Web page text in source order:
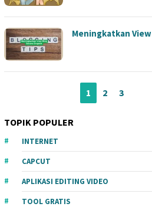
Meningkatkan
1 2 3
TOPIK POPULER
INTERNET
CAPCUT
APLIKASI EDITING VIDEO
TOOL GRATIS